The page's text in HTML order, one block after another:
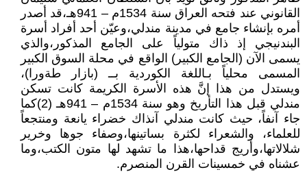
القانوني عند فتحه العراق سنة 1534م – 941هـ،قد أصدر
أمره بإنشاء جامع في مدينة مندلي،وعيّن أحد أفراد أسرة
البندنيجي إذ ذاك متولياً على الجامع المذكور،والذي
يسمى الآن (الجامع الكبير) الواقع في محلة السوق الكبير
المسمى محلياً بـاللغة الكوردية بــ (بازار طةورا)،
ويستدل من هذا إنَّ هذه الأسرة الكريمة كانت تسكن
مندلي قبل هذا التأريخ وهو سنة 1534م – 941هـ (2)كما
جاء آنفاً، حيث كانت مندلي آنذاك خضراء يانعة ومنتجعاً
للعلماء، والشعراء لكثرة بساتينها،وصفاء جوها وخرير
شلالاتها،وأريج قداحها،هذا ما تشهد لها متون الكتب،وما
عشناه في خمسينات القرن المنصرم.